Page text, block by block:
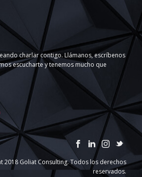
charlar contigo. Llámanos, escríbenos
escucharte y tenemos mucho que
2018 Goliat Consulting. Todos los derechos
reservados.